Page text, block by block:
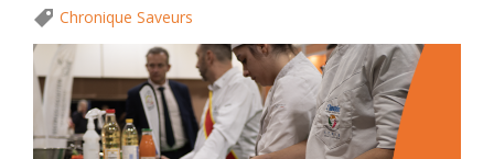
Chronique Saveurs